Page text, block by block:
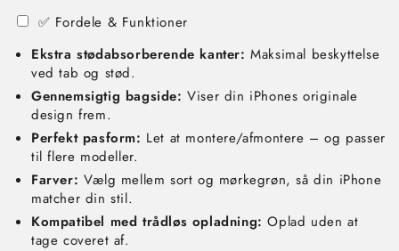
✅ Fordele & Funktioner
Ekstra stødabsorberende kanter: Maksimal beskyttelse
ved tab og stød.
Gennemsigtig bagside: Viser din iPhones originale
design frem.
Perfekt pasform: Let at montere/afmontere – og passer
til flere modeller.
Farver: Vælg mellem sort og mørkegrøn, så din iPhone
matcher din stil.
Kompatibel med trådløs opladning: Oplad uden at
tage coveret af.